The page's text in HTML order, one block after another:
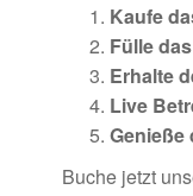
Kaufe
Fülle
Erhalte
Live
Genieße
Buche jetzt